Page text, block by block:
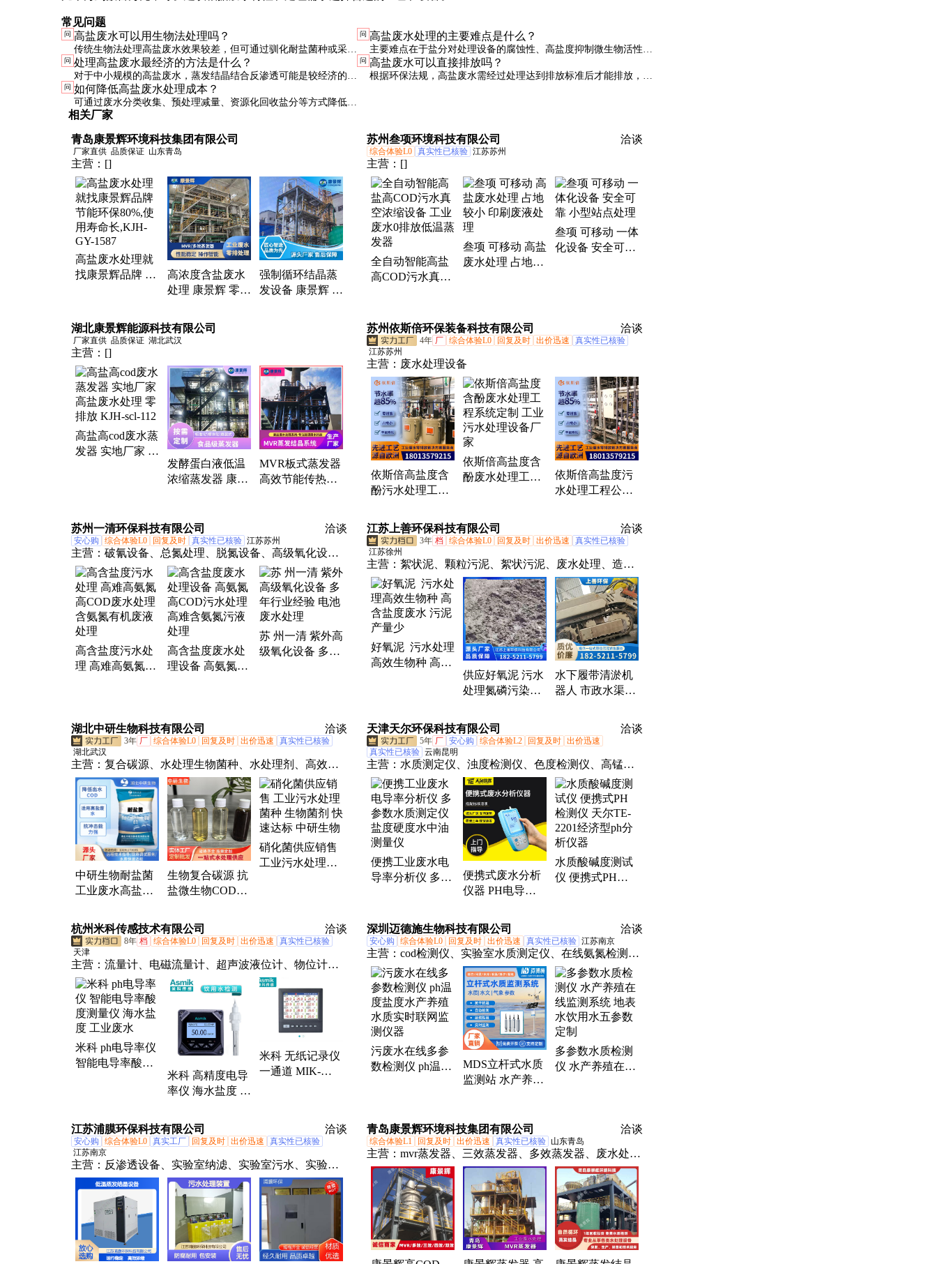
常见问题
问 高盐废水可以用生物法处理吗？
传统生物法处理高盐废水效果较差，但可通过驯化耐盐菌种或采用
特殊生物工艺实现部分处理，通常需结合其他物理化学方法。
问 高盐废水处理的主要难点是什么？
主要难点在于盐分对处理设备的腐蚀性、高盐度抑制微生物活性，
以及处理后的浓盐水处置问题。
问 处理高盐废水最经济的方法是什么？
对于中小规模的高盐废水，蒸发结晶结合反渗透可能是较经济的选
择；大规模处理则可考虑电渗析或膜蒸馏技术。
问 高盐废水可以直接排放吗？
根据环保法规，高盐废水需经过处理达到排放标准后才能排放，直
问 如何降低高盐废水处理成本？
可通过废水分类收集、预处理减量、资源化回收盐分等方式降低成
本，同时优化工艺参数提高处理效率。
相关厂家
青岛康景辉环境科技集团有限公司
厂家直供 品质保证 山东青岛
主营： []
高盐废水处理就
找康景辉品牌 节
1587
高浓度含盐废水
处理 康景辉 零排
型 可定制 KJH-
GYZF-12
强制循环结晶蒸
发设备 康景辉 工
苏州叁项环境科技有限公司 洽谈
综合体验L0 真实性已核验 江苏苏州
主营： []
全自动智能高盐
高COD污水真空
器
叁项 可移动 高盐
废水处理 占地较
叁项 可移动 一体
化设备 安全可靠
湖北康景辉能源科技有限公司
厂家直供 品质保证 湖北武汉
主营： []
高盐高cod废水蒸
发器 实地厂家 高
发酵蛋白液低温
浓缩蒸发器 康景
制
MVR板式蒸发器
高效节能传热快
苏州依斯倍环保装备科技有限公司 洽谈
4年 厂 综合体验L0 回复及时 出价迅速
真实性已核验
江苏苏州
主营： 废水处理设备
依斯倍高盐度含
酚污水处理工程
排放设备
依斯倍高盐度含
酚废水处理工程
依斯倍高盐度污
水处理工程公司
苏州一清环保科技有限公司 洽谈
安心购 综合体验L0 回复及时 真实性已核验 江苏苏州
主营： 破氰设备、总氮处理、脱氮设备、高级氧化设
备、紫外高级氧化、国产紫外高级氧化设备、含氰废水
处理、氰化物废水处理、高浓高盐废水处理、医药废水
处理、制药废水处理、农药废水处理、高COD废水处
理、精细化工废水处理、高氨氮废水处理、含硝态氮废
水处理、蒸发母液废水处理、难降解有机废水处理、有
机氮废水处理、化工有机废水处理、紫外UV AOP、总
氮
高含盐度污水处
理 高难高氨氮高
高含盐度废水处
理设备 高氨氮高
苏 州一清 紫外高
级氧化设备 多年
江苏上善环保科技有限公司 洽谈
3年 档 综合体验L0 回复及时 出价迅速
真实性已核验
江苏徐州
主营： 絮状泥、颗粒污泥、絮状污泥、废水处理、造纸
废水、有机废水处理菌、有机废水降解菌、活性好氧
泥、柠檬酸颗粒泥、好氧活性污泥、活性污泥菌种、造
纸厌氧颗粒泥、降解水中有机物、厌氧絮状泥、厌氧絮
状污泥、好氧泥、曝气活性污泥、供应厌氧絮状泥、厂
家直供厌氧泥、氧化活性污泥、水下清淤机器人、菌胶
团絮体、黑色活性颗粒泥、有机污水治理菌
好氧泥 污水处理
高效生物种 高含
供应好氧泥 污水
处理氮磷污染物
则 上善环保
水下履带清淤机
器人 市政水渠排
湖北中研生物科技有限公司 洽谈
3年 厂 综合体验L0 回复及时 出价迅速
真实性已核验
湖北武汉
主营： 复合碳源、水处理生物菌种、水处理剂、高效复
合碳源、河湖治理菌剂、硝化细菌、反硝化菌、生态锁
磷剂、生态净水剂、cod降解去除剂、除臭剂、100万复
合碳源、新型复合碳源、污水处理复合碳源、水处理剂
复合碳源、液体复合碳源、新型生物复合碳源、工业级
复合碳源、污水复合碳源
中研生物耐盐菌
工业废水高盐高
解COD耐受5%盐
度
生物复合碳源 抗
盐微生物COD菌
齐全 中研
硝化菌供应销售
工业污水处理菌
天津天尔环保科技有限公司 洽谈
5年 厂 安心购 综合体验L2 回复及时 出价迅速
真实性已核验 云南昆明
主营： 水质测定仪、浊度检测仪、色度检测仪、高锰酸
盐指数检测仪、COD测定仪、便携式水质测定仪、总氯
检测仪、多参数水质分析仪、COD氨氮总磷总氮测定
仪、悬浮物检测仪、二氧化氯检测仪、污水检测仪器、
溶解氧测定仪、BOD测定仪、余氯测定仪、氨氮检测
仪、总磷检测仪、总氮检测仪、水质叶绿素a检测仪、ph
检测仪、蓝绿藻检测仪、红外测油仪、电导率检测仪、
水质重金属检测仪、多参数水质检测仪
便携工业废水电
导率分析仪 多参
量仪
便携式废水分析
仪器 PH电导率
率测量仪水质检
测仪
水质酸碱度测试
仪 便携式PH检
杭州米科传感技术有限公司 洽谈
8年 档 综合体验L0 回复及时 出价迅速
真实性已核验
天津
主营： 流量计、电磁流量计、超声波液位计、物位计、
压力变送器、电导率、溶氧仪、浊度仪、液位计、料位
仪、超声波流量计、无纸记录仪、在线ph计、在线orp
计、污泥浓度计、温度传感器、涡街流量计、雷达液位
计、数显表、电压变送器、电流变送器、信号隔离器、
冷热量表、热式气体质量流量计
米科 ph电导率仪
智能电导率酸度
米科 高精度电导
率仪 海水盐度 工
测
米科 无纸记录仪
一通道 MIK-
深圳迈德施生物科技有限公司 洽谈
安心购 综合体验L0 回复及时 出价迅速 真实性已核验 江苏南京
主营： cod检测仪、实验室水质测定仪、在线氨氮检测
仪、在线水质监测设备、BOD检测仪、多参数水质检测
仪、浊度检测仪、污泥浓度检测仪、COD氨氮总磷总氮
测定仪、重金属检测仪、水产养殖检测仪、在线余氯检
测仪、在线PH检测仪、在线悬浮物检测仪、TOC总有机
碳分析仪
污废水在线多参
数检测仪 ph温度
MDS立杆式水质
监测站 水产养殖
测系统
多参数水质检测
仪 水产养殖在线
江苏浦膜环保科技有限公司
洽谈
安心购 综合体验L0 真实工厂 回复及时 出价迅速
真实性已核验
江苏南京
主营： 反渗透设备、实验室纳滤、实验室污水、实验室
废水处理系统、污水处理设备、陶瓷膜实验室、养殖污
水处理
青岛康景辉环境科技集团有限公司 洽谈
综合体验L1 回复及时 出价迅速 真实性已核验 山东青岛
主营： mvr蒸发器、三效蒸发器、多效蒸发器、废水处理
设备、高盐废水处理设备、工业废水处理设备、化工废
水处理设备、电镀废水处理设备、废水蒸发浓缩结晶
器、四效蒸发器、强制循环蒸发器、降膜蒸发器、蒸发
浓缩结晶设备、三效降膜蒸发器、换热机组、钛材mvr蒸
发器、不锈钢蒸发器、多效降膜蒸发器、板式mvr蒸发